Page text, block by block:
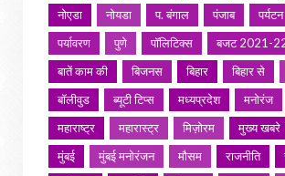
नोएडा
नोयडा प. बंगाल पंजाब
पर्यटन
पर्यावरण
पुणे पॉलिटिक्स
बजट 2021-
बातें काम की
बिजनस बिहार बिहार से
बॉलीवुड
ब्यूटी टिप्स मध्यप्रदेश मनोरंज
महाराष्ट्र
महारास्ट्र मिज़ोरम मुख्य खबरे
मुंबई
मुंबई मनोरंजन मौसम राजनीति